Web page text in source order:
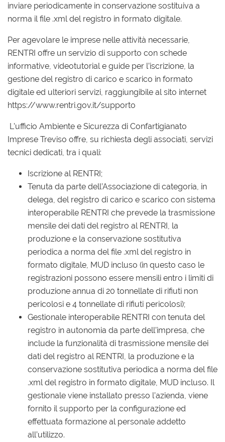
inviare periodicamente in conservazione sostituiva a
norma il file .xml del registro in formato digitale.
Per agevolare le imprese nelle attività necessarie,
RENTRI offre un servizio di supporto con schede
informative, videotutorial e guide per l’iscrizione, la
gestione del registro di carico e scarico in formato
digitale ed ulteriori servizi, raggiungibile al sito internet
https://www.rentri.gov.it/supporto
L’ufficio Ambiente e Sicurezza di Confartigianato
Imprese Treviso offre, su richiesta degli associati, servizi
tecnici dedicati, tra i quali:
Iscrizione al RENTRI;
Tenuta da parte dell’Associazione di categoria, in
delega, del registro di carico e scarico con sistema
interoperabile RENTRI che prevede la trasmissione
mensile dei dati del registro al RENTRI, la
produzione e la conservazione sostitutiva
periodica a norma del file .xml del registro in
formato digitale, MUD incluso (in questo caso le
registrazioni possono essere mensili entro i limiti di
produzione annua di 20 tonnellate di rifiuti non
pericolosi e 4 tonnellate di rifiuti pericolosi);
Gestionale interoperabile RENTRI con tenuta del
registro in autonomia da parte dell’impresa, che
include la funzionalità di trasmissione mensile dei
dati del registro al RENTRI, la produzione e la
conservazione sostitutiva periodica a norma del file
.xml del registro in formato digitale, MUD incluso. Il
gestionale viene installato presso l’azienda, viene
fornito il supporto per la configurazione ed
effettuata formazione al personale addetto
all’utilizzo.